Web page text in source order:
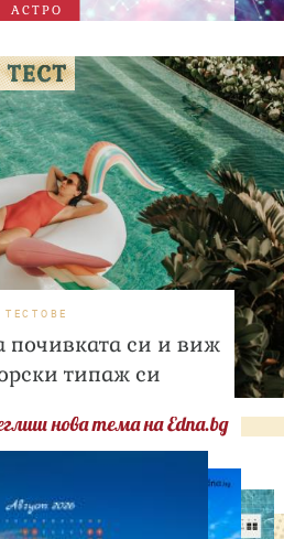
АСТРО
ТЕСТОВЕ
почивката си и виж
типаж си
нова тема на Edna.bg